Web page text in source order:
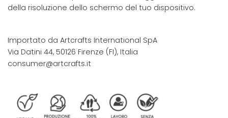
della risoluzione dello schermo del tuo dispositivo.
Importato da Artcrafts International SpA
Via Datini 44, 50126 Firenze (FI), Italia
consumer@artcrafts.it